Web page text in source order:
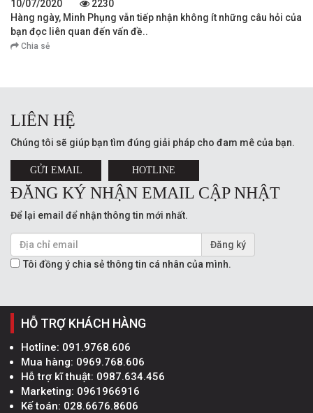
10/07/2020
2230
Hàng ngày, Minh Phụng vẫn tiếp nhận không ít những câu hỏi của
bạn đọc liên quan đến vấn đề..
Chia sẻ
LIÊN HỆ
Chúng tôi sẽ giúp bạn tìm đúng giải pháp cho đam mê của bạn.
GỬI EMAIL HOTLINE
ĐĂNG KÝ NHẬN EMAIL CẬP NHẬT
Để lại email để nhận thông tin mới nhất.
Đăng ký
Tôi đồng ý chia sẻ thông tin cá nhân của mình.
HỖ TRỢ KHÁCH HÀNG
Hotline: 091.9768.606
Mua hàng: 0969.768.606
Hỗ trợ kĩ thuật: 0987.634.456
Marketing: 0961966916
Kế toán: 028.6676.8606